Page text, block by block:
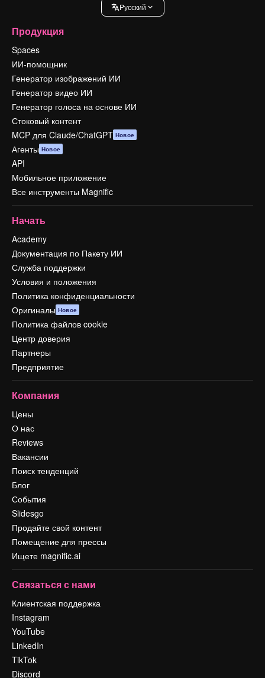
Pусский
Продукция
Spaces
ИИ-помощник
Генератор изображений ИИ
Генератор видео ИИ
Генератор голоса на основе ИИ
Стоковый контент
MCP для Claude/ChatGPT Новое
Агенты Новое
API
Мобильное приложение
Все инструменты Magnific
Начать
Academy
Документация по Пакету ИИ
Служба поддержки
Условия и положения
Политика конфиденциальности
Оригиналы Новое
Политика файлов cookie
Центр доверия
Партнеры
Предприятие
Компания
Цены
О нас
Reviews
Вакансии
Поиск тенденций
Блог
События
Slidesgo
Продайте свой контент
Помещение для прессы
Ищете magnific.ai
Связаться с нами
Клиентская поддержка
Instagram
YouTube
LinkedIn
TikTok
Discord